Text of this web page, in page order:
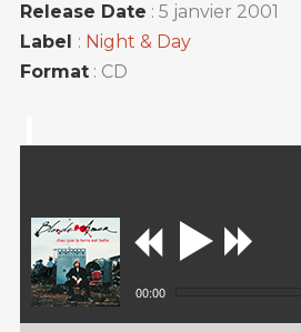
Release Date : 5 janvier 2001
Label : Night & Day
Format: CD
00:00